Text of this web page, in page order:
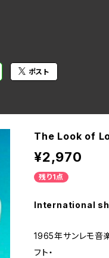
ポスト
The Look of
¥2,970
残り1点
International
1965年サンレモ音
フト・